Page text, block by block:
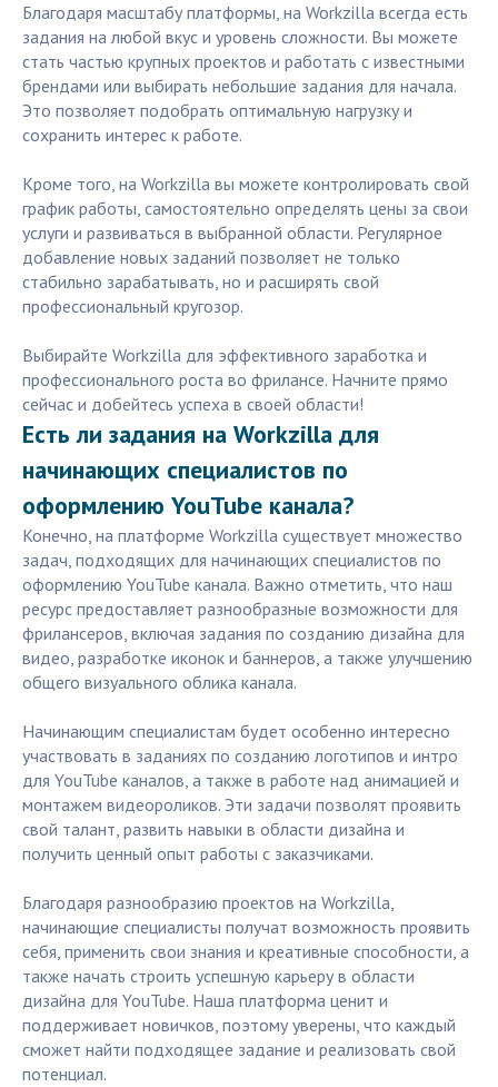
Благодаря масштабу платформы, на Workzilla всегда есть
задания на любой вкус и уровень сложности. Вы можете
стать частью крупных проектов и работать с известными
брендами или выбирать небольшие задания для начала.
Это позволяет подобрать оптимальную нагрузку и
сохранить интерес к работе.
Кроме того, на Workzilla вы можете контролировать свой
график работы, самостоятельно определять цены за свои
услуги и развиваться в выбранной области. Регулярное
добавление новых заданий позволяет не только
стабильно зарабатывать, но и расширять свой
профессиональный кругозор.
Выбирайте Workzilla для эффективного заработка и
профессионального роста во фрилансе. Начните прямо
сейчас и добейтесь успеха в своей области!
Есть ли задания на Workzilla для
начинающих специалистов по
оформлению YouTube канала?
Конечно, на платформе Workzilla существует множество
задач, подходящих для начинающих специалистов по
оформлению YouTube канала. Важно отметить, что наш
ресурс предоставляет разнообразные возможности для
фрилансеров, включая задания по созданию дизайна для
видео, разработке иконок и баннеров, а также улучшению
общего визуального облика канала.
Начинающим специалистам будет особенно интересно
участвовать в заданиях по созданию логотипов и интро
для YouTube каналов, а также в работе над анимацией и
монтажем видеороликов. Эти задачи позволят проявить
свой талант, развить навыки в области дизайна и
получить ценный опыт работы с заказчиками.
Благодаря разнообразию проектов на Workzilla,
начинающие специалисты получат возможность проявить
себя, применить свои знания и креативные способности, а
также начать строить успешную карьеру в области
дизайна для YouTube. Наша платформа ценит и
поддерживает новичков, поэтому уверены, что каждый
сможет найти подходящее задание и реализовать свой
потенциал.